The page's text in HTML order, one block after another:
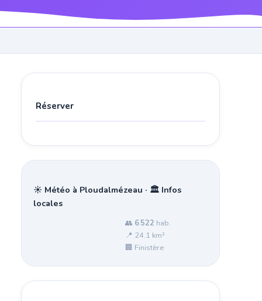
Réserver
☀️ Météo à Ploudalmézeau · 🏛️ Infos
locales
👥 6 522 hab.
📍 24.1 km²
🏢 Finistère